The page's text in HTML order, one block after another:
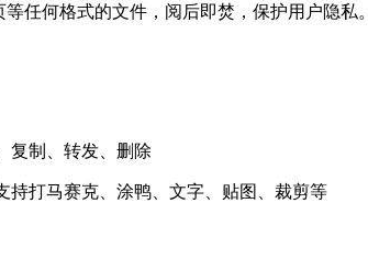
任何格式的文件，阅后即焚，保护用户隐私。
复制、转发、删除
持打马赛克、涂鸭、文字、贴图、裁剪等